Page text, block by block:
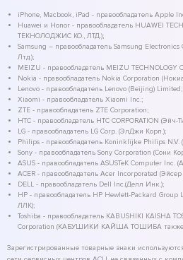
iPhone, Macbook, iPad - правообладатель Apple
Huawei и Honor - правообладатель HUAWEI
ТЕКНОЛОДЖИС КО., ЛТД.);
Samsung – правообладатель Samsung
Лтд.);
MEIZU - правообладатель MEIZU TECHNOLOGY
Nokia - правообладатель Nokia Corporation
Lenovo - правообладатель Lenovo (Beijing) Limited;
Xiaomi - правообладатель Xiaomi Inc.;
ZTE - правообладатель ZTE Corporation;
HTC - правообладатель HTC CORPORATION
LG - правообладатель LG Corp. (ЭлДжи Корп.);
Philips - правообладатель Koninklijke Philips
Sony - правообладатель Sony Corporation (Сони
ASUS - правообладатель ASUSTeK Computer
ACER - правообладатель Acer Incorporated
DELL - правообладатель Dell Inc.(Делл Инк.);
HP - правообладатель HP Hewlett-Packard
ЛЛК);
Toshiba - правообладатель KABUSHIKI KAISHA
Corporation (КАБУШИКИ КАЙША ТОШИБА также
Зарегистрированные товарные знаки